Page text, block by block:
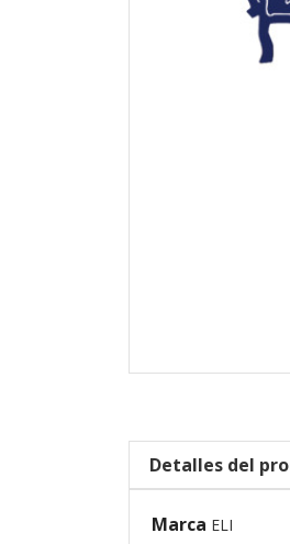
Detalles del
Marca ELI